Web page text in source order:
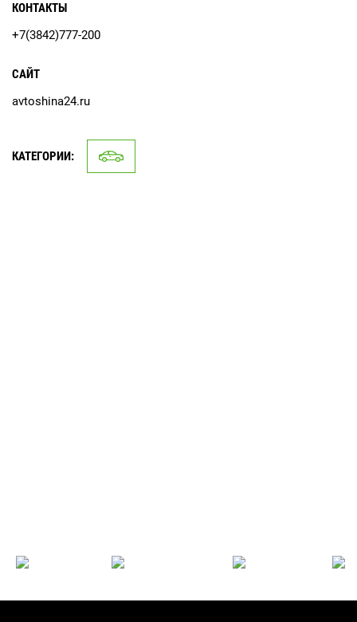
КОНТАКТЫ
+7(3842)777-200
САЙТ
avtoshina24.ru
КАТЕГОРИИ: